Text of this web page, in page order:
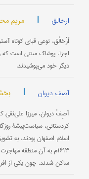
ارخالق | مریم
اَرْخالُق، نوعی قبای کوتاه
اجزاء پوشاک سنتی است که
دیگر خود می‌پوشیدند.
آصف دیوان |
کردستانی، سیاست‌پیشۀ
۱۶۱۳م به آن منطقه
ساکن شدند. چون یکی از